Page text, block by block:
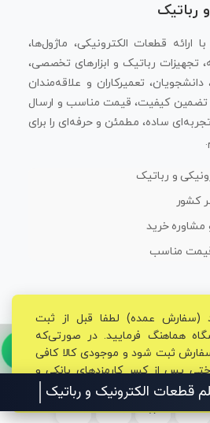
رباتیک
ارائه قطعات الکترونیکی، ماژول‌ها،
تجهیزات رباتیک و ابزارهای تخصصی،
تعمیرکاران و علاقه‌مندان
تضمین کیفیت، قیمت مناسب و ارسال
ساده، مطمئن و حرفه‌ای را برای
و رباتیک
کشور
خرید
مناسب
تخصصی قم الکترونیک محفوظ می‌باشد.
(سفارش عمده) لطفا قبل از ثبت
هماهنگ فرمایید. در صورتی‌که
ثبت شود و موجودی کالا کافی
پس از کسر کارمزدهای بانکی و
شما بازگشت داده خواهد شد.